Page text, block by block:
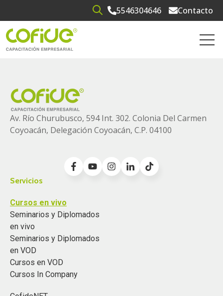
Open search5546304646 Contacto
Av. Río Churubusco, 594 Int. 302. Colonia Del Carmen
Coyoacán, Delegación Coyoacán, C.P. 04100
Servicios
Cursos en vivo
Seminarios y Diplomados
en vivo
Seminarios y Diplomados
en VOD
Cursos en VOD
Cursos In Company